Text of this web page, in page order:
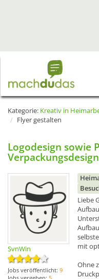
Kategorie: Kreativ in
Flyer gestalten
Logodesign sowie
Verpackungsdesign
SvnWin
Jobs veröffentlicht: 9
Liebe
mit
Ohne